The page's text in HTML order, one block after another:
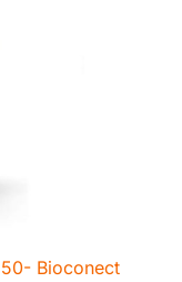
Bioconect